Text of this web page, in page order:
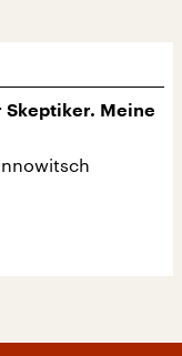
Skeptiker. Meine